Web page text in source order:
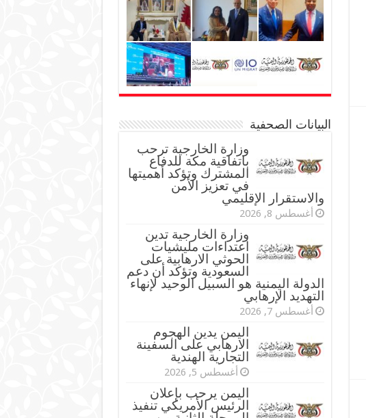
البيانات الصحفية
وزارة الخارجية ترحب
باتفاقية مكة للدفاع
المشترك وتؤكد أهميتها
في تعزيز الأمن
والاستقرار الإقليمي
أغسطس 8, 2026
وزارة الخارجية تدين
اعتداءات مليشيات
الحوثي الارهابية على
السعودية وتؤكد أن دعم
الدولة اليمنية هو السبيل الوحيد لإنهاء
التهديد الإرهابي
أغسطس 7, 2026
اليمن يدين الهجوم
الارهابي على السفينة
التجارية الهندية
أغسطس 5, 2026
اليمن يرحب بإعلان
الرئيس الأمريكي تنفيذ